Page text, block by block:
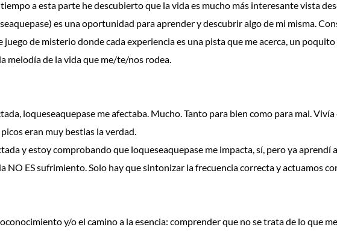
a esta parte he descubierto que la vida es mucho más interesante vista
es una oportunidad para aprender y descubrir algo de mi misma.
de misterio donde cada experiencia es una pista que me acerca, un poquito
melodía de la vida que me/te/nos rodea.
loqueseaquepase me afectaba. Mucho. Tanto para bien como para mal.
eran muy bestias la verdad.
y estoy comprobando que loqueseaquepase me impacta, sí, pero ya aprendí
NO ES sufrimiento. Solo hay que sintonizar la frecuencia correcta y actuamos
y/o el camino a la esencia: comprender que no se trata de lo que